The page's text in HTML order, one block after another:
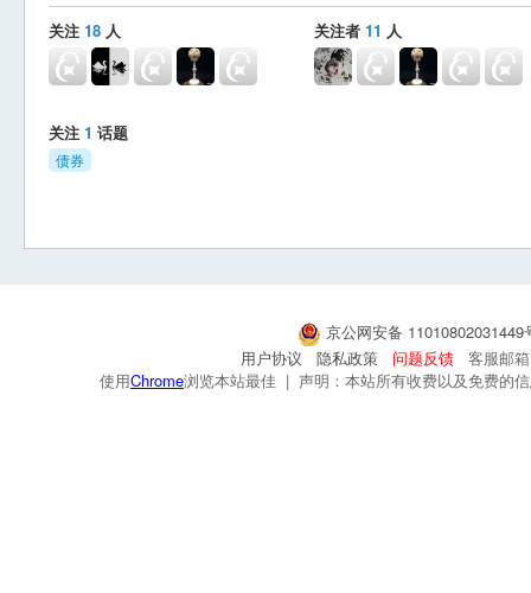
关注 18 人 关注者 11 人
关注 1 话题
债券
京公网安备
用户协议
隐私政策 问题反馈
客服邮
使用Chrome浏览本站最佳 | 声明：本站所有收费以及免费的